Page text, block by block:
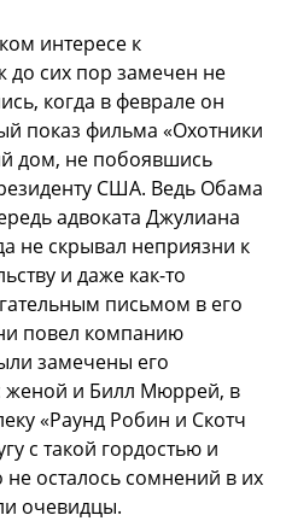
интересе к
до сих пор замечен не
когда в феврале он
показ фильма «Охотники
дом, не побоявшись
США. Ведь Обама
адвоката Джулиана
не скрывал неприязни к
и даже как-то
письмом в его
повел компанию
замечены его
женой и Билл Мюррей, в
«Раунд Робин и Скотч
с такой гордостью и
осталось сомнений в их
очевидцы.